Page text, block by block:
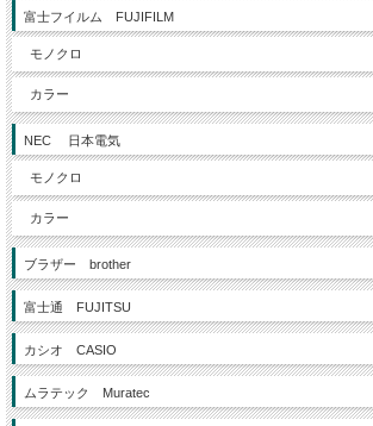
富士フイルム FUJIFILM
モノクロ
カラー
NEC 日本電気
モノクロ
カラー
ブラザー brother
富士通 FUJITSU
カシオ CASIO
ムラテック Muratec